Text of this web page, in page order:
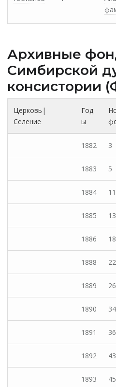
Архивные
Cимбирской
консистории
Церковь|
Селение
Год
ы
1882 3
1883 5
1884 11
1885 13
1886 18
1888 22
1889 26
1890 34
1891 36
1892 43
1893 45